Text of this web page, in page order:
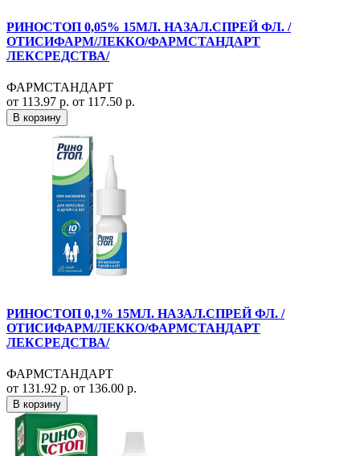
РИНОСТОП 0,05% 15МЛ. НАЗАЛ.СПРЕЙ ФЛ. /
ОТИСИФАРМ/ЛЕККО/ФАРМСТАНДАРТ
ЛЕКСРЕДСТВА/
ФАРМСТАНДАРТ
от 113.97 р. от 117.50 р.
В корзину
РИНОСТОП 0,1% 15МЛ. НАЗАЛ.СПРЕЙ ФЛ. /
ОТИСИФАРМ/ЛЕККО/ФАРМСТАНДАРТ
ЛЕКСРЕДСТВА/
ФАРМСТАНДАРТ
от 131.92 р. от 136.00 р.
В корзину